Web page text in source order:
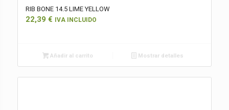
RIB BONE 14.5 LIME YELLOW
22,39 € IVA INCLUIDO
Añadir al carrito Mostrar detalles